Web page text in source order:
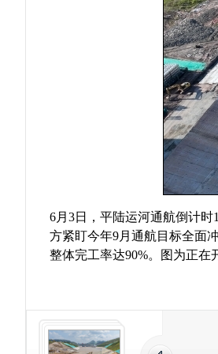
6月3日，平陆运河通航倒计
方紧盯今年9月通航目标全面
整体完工率达90%。图为正